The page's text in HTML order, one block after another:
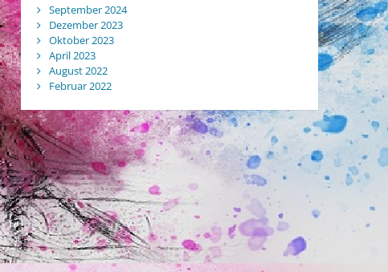
September 2024
Dezember 2023
Oktober 2023
April 2023
August 2022
Februar 2022